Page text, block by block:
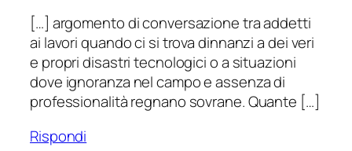
[…] argomento di conversazione tra addetti
ai lavori quando ci si trova dinnanzi a dei veri
e propri disastri tecnologici o a situazioni
dove ignoranza nel campo e assenza di
professionalità regnano sovrane. Quante […]
Rispondi